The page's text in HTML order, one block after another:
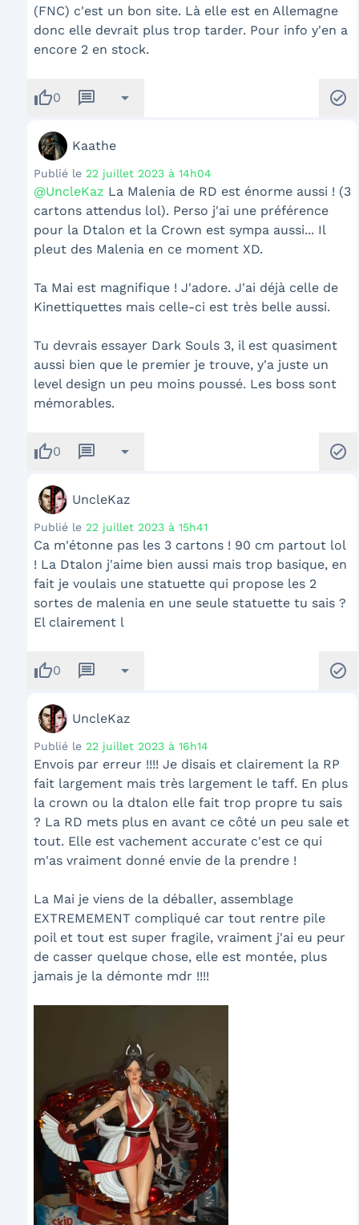
(FNC) c'est un bon site. Là elle est en Allemagne
donc elle devrait plus trop tarder. Pour info y'en a
encore 2 en stock.
thumb_up0 message arrow_drop_down check_circle
Kaathe
Publié le 22 juillet 2023 à 14h04
@UncleKaz La Malenia de RD est énorme aussi ! (3
cartons attendus lol). Perso j'ai une préférence
pour la Dtalon et la Crown est sympa aussi... Il
pleut des Malenia en ce moment XD.
Ta Mai est magnifique ! J'adore. J'ai déjà celle de
Kinettiquettes mais celle-ci est très belle aussi.
Tu devrais essayer Dark Souls 3, il est quasiment
aussi bien que le premier je trouve, y'a juste un
level design un peu moins poussé. Les boss sont
mémorables.
thumb_up0 message arrow_drop_down check_circle
UncleKaz
Publié le 22 juillet 2023 à 15h41
Ca m'étonne pas les 3 cartons ! 90 cm partout lol
! La Dtalon j'aime bien aussi mais trop basique, en
fait je voulais une statuette qui propose les 2
sortes de malenia en une seule statuette tu sais ?
El clairement l
thumb_up0 message arrow_drop_down check_circle
UncleKaz
Publié le 22 juillet 2023 à 16h14
Envois par erreur !!!! Je disais et clairement la RP
fait largement mais très largement le taff. En plus
la crown ou la dtalon elle fait trop propre tu sais
? La RD mets plus en avant ce côté un peu sale et
tout. Elle est vachement accurate c'est ce qui
m'as vraiment donné envie de la prendre !
La Mai je viens de la déballer, assemblage
EXTREMEMENT compliqué car tout rentre pile
poil et tout est super fragile, vraiment j'ai eu peur
de casser quelque chose, elle est montée, plus
jamais je la démonte mdr !!!!